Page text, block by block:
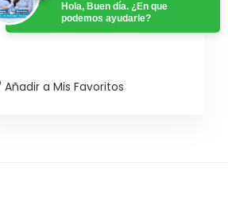
Hola, Buen día. ¿En que
podemos ayudarle?
Añadir a Mis Favoritos